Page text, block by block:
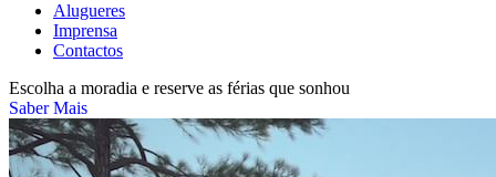
Alugueres
Imprensa
Contactos
Escolha a moradia e reserve as férias que sonhou
Saber Mais